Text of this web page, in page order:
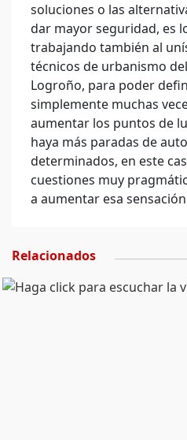
soluciones o las
dar mayor seguridad, es
trabajando también al
técnicos de urbanismo
Logroño, para poder
simplemente muchas
aumentar los puntos de
haya más paradas de
determinados, en este
cuestiones muy
a aumentar esa
Relacionados